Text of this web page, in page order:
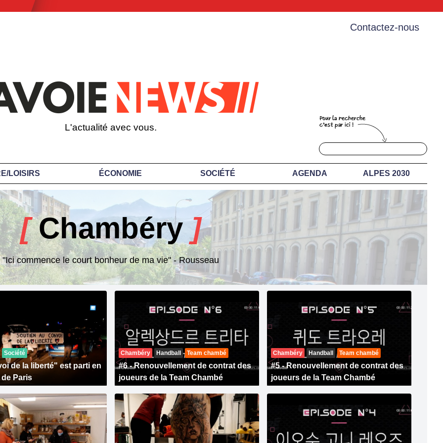
Contactez-nous
L'actualité avec vous.
LOISIRS ÉCONOMIE SOCIÉTÉ AGENDA ALPES 2030
[Chambéry]
"Ici commence le court bonheur de ma vie" - Rousseau
Société
de la liberté" est parti en
Paris
Chambéry Handball Team chambé
#6 - Renouvellement de contrat des
joueurs de la Team Chambé
Chambéry Handball Team chambé
#5 - Renouvellement de contrat des
joueurs de la Team Chambé